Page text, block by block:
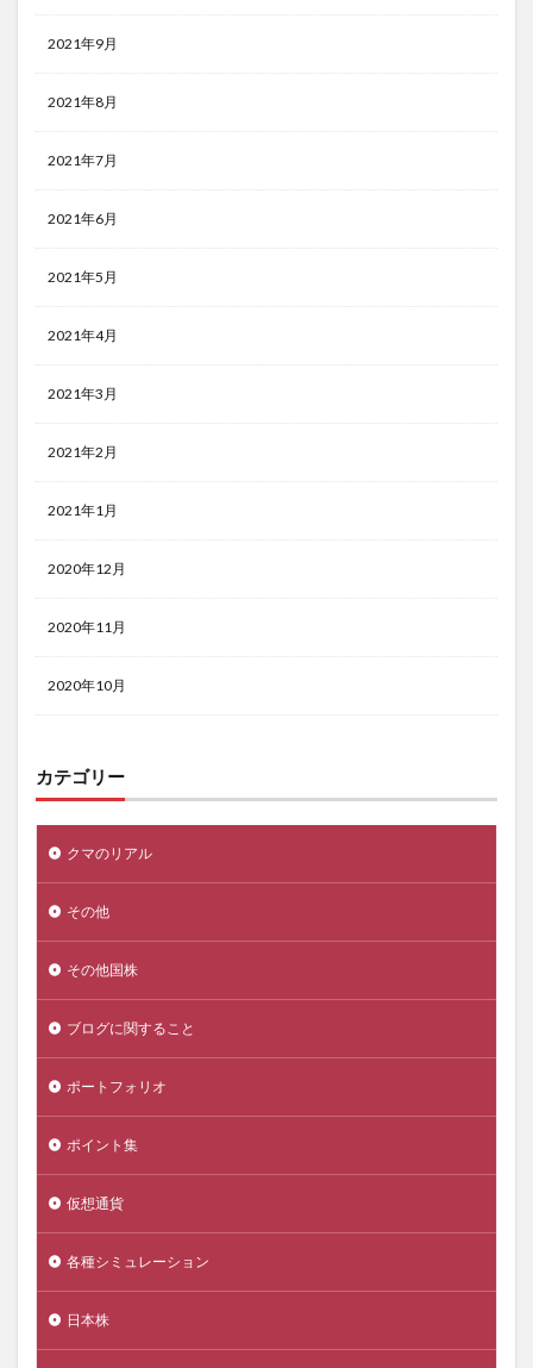
2021年9月
2021年8月
2021年7月
2021年6月
2021年5月
2021年4月
2021年3月
2021年2月
2021年1月
2020年12月
2020年11月
2020年10月
カテゴリー
クマのリアル
その他
その他国株
ブログに関すること
ポートフォリオ
ポイント集
仮想通貨
各種シミュレーション
日本株